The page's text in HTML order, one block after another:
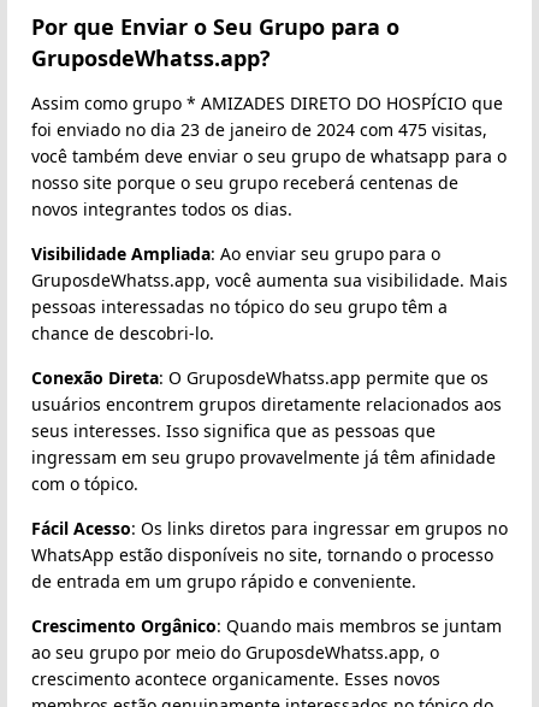
Por que Enviar o Seu Grupo para o
GruposdeWhatss.app?
Assim como grupo * AMIZADES DIRETO DO HOSPÍCIO que
foi enviado no dia 23 de janeiro de 2024 com 475 visitas,
você também deve enviar o seu grupo de whatsapp para o
nosso site porque o seu grupo receberá centenas de
novos integrantes todos os dias.
Visibilidade Ampliada: Ao enviar seu grupo para o
GruposdeWhatss.app, você aumenta sua visibilidade. Mais
pessoas interessadas no tópico do seu grupo têm a
chance de descobri-lo.
Conexão Direta: O GruposdeWhatss.app permite que os
usuários encontrem grupos diretamente relacionados aos
seus interesses. Isso significa que as pessoas que
ingressam em seu grupo provavelmente já têm afinidade
com o tópico.
Fácil Acesso: Os links diretos para ingressar em grupos no
WhatsApp estão disponíveis no site, tornando o processo
de entrada em um grupo rápido e conveniente.
Crescimento Orgânico: Quando mais membros se juntam
ao seu grupo por meio do GruposdeWhatss.app, o
crescimento acontece organicamente. Esses novos